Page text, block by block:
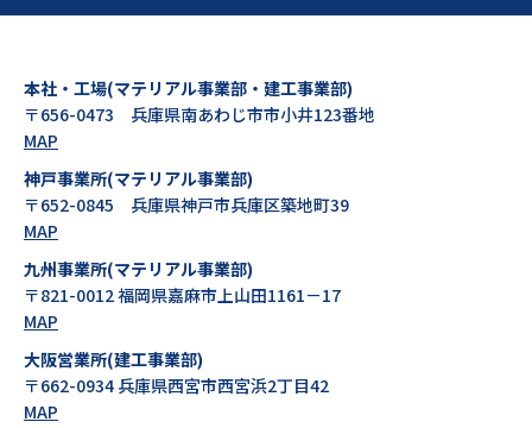
本社・工場(マテリアル事業部・建工事業部)
〒656-0473 兵庫県南あわじ市市小井123番地
MAP
神戸事業所(マテリアル事業部)
〒652-0845 兵庫県神戸市兵庫区築地町39
MAP
九州事業所(マテリアル事業部)
〒821-0012 福岡県嘉麻市上山田1161－17
MAP
大阪営業所(建工事業部)
〒662-0934 兵庫県西宮市西宮浜2丁目42
MAP